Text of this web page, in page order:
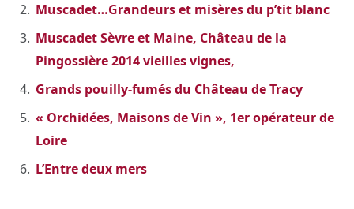
Muscadet…Grandeurs et misères du p’tit blanc
Muscadet Sèvre et Maine, Château de la
Pingossière 2014 vieilles vignes,
Grands pouilly-fumés du Château de Tracy
« Orchidées, Maisons de Vin », 1er opérateur de
Loire
L’Entre deux mers